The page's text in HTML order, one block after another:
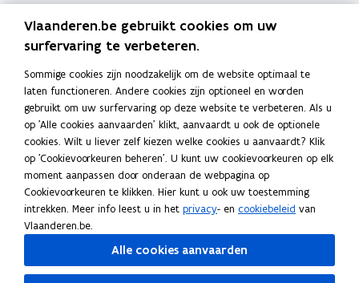
Schrijf je in
Thema's
Taaladviezen
Spellingregels
Tips voor duidelijke taal
Bekijk ook
Spellingtests
Boek- en webwijzer
Vlaanderen.be gebruikt cookies om uw
surfervaring te verbeteren.
Sommige cookies zijn noodzakelijk om de website optimaal te
laten functioneren. Andere cookies zijn optioneel en worden
gebruikt om uw surfervaring op deze website te verbeteren. Als u
op 'Alle cookies aanvaarden' klikt, aanvaardt u ook de optionele
cookies. Wilt u liever zelf kiezen welke cookies u aanvaardt? Klik
op 'Cookievoorkeuren beheren'. U kunt uw cookievoorkeuren op elk
moment aanpassen door onderaan de webpagina op
Cookievoorkeuren te klikken. Hier kunt u ook uw toestemming
intrekken. Meer info leest u in het privacy- en cookiebeleid van
Vlaanderen.be.
Alle cookies aanvaarden